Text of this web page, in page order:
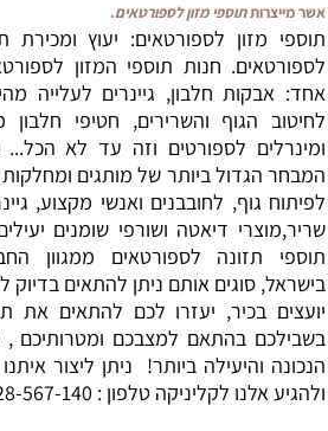
מייצרותתוספי מזון לספורטאים.
מזון לספורטאים: יעוץ ומכירת
חנות תוספי המזון
אבקות חלבון, גיינרים לעלייה
הגוף והשרירים, חטיפי חלבון
לספורטים וזה עד לא הכל...
הגדול ביותר של מותגים ומחלקות
גוף, לחובבנים ואנשי מקצוע,
דיאטה ושורפי שומנים
תזונה לספורטאים ממגוון
סוגים אותם ניתן להתאים בדיוק
בכיר, יעזרו לכם להתאים את
בהתאם למצבכם ומטרותיכם ,
והיעילה ביותר! ניתן ליצור
אלנו לקליניקה טלפון : 0528-567-140